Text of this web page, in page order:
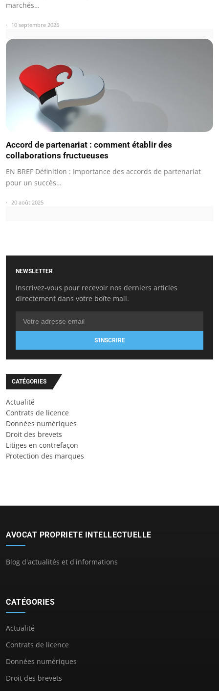
marchés…
10 septembre 2025
Accord de partenariat : comment établir des
collaborations fructueuses
EN BREF Définition : Importance des accords de partenariat
pour un succès…
20 août 2025
NEWSLETTER
Inscrivez-vous pour recevoir nos derniers articles
directement dans votre boîte mail.
S'INSCRIRE
CATÉGORIES
Actualité
Contrats de licence
Données numériques
Droit des brevets
Litiges en contrefaçon
Protection des marques
AVOCAT PROPRIETE INTELLECTUELLE
Blog d'actualités et d'informations
CATÉGORIES
Actualité
Contrats de licence
Données numériques
Droit des brevets